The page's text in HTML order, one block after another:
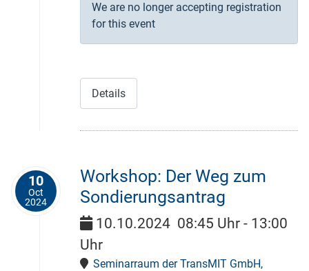
We are no longer accepting registration
for this event
Details
10
Oct
2024
Workshop: Der Weg zum
Sondierungsantrag
10.10.2024 08:45 Uhr - 13:00
Uhr
Seminarraum der TransMIT GmbH,